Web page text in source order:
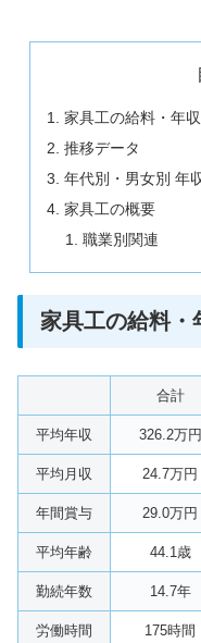
家具工の給料・年
推移データ
年代別・男女別 年
家具工の概要
職業別関連
家具工の給料・
合計
平均年収 326.2万円
平均月収 24.7万円
年間賞与 29.0万円
平均年齢 44.1歳
勤続年数 14.7年
労働時間 175時間